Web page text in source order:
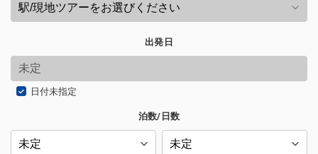
出発日
日付未指定
泊数/日数